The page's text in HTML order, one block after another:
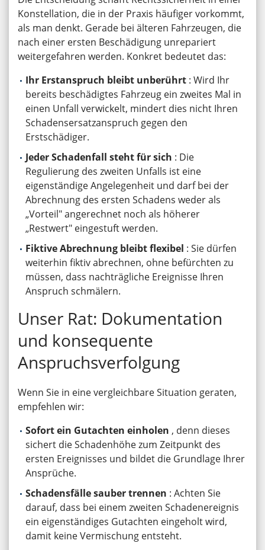
Konstellation, die in der Praxis häufiger vorkommt,
als man denkt. Gerade bei älteren Fahrzeugen, die
nach einer ersten Beschädigung unrepariert
weitergefahren werden. Konkret bedeutet das:
Ihr Erstanspruch bleibt unberührt: Wird Ihr
bereits beschädigtes Fahrzeug ein zweites Mal in
einen Unfall verwickelt, mindert dies nicht Ihren
Schadensersatzanspruch gegen den
Erstschädiger.
Jeder Schadenfall steht für sich : Die
Regulierung des zweiten Unfalls ist eine
eigenständige Angelegenheit und darf bei der
Abrechnung des ersten Schadens weder als
„Vorteil" angerechnet noch als höherer
„Restwert" eingestuft werden.
Fiktive Abrechnung bleibt flexibel : Sie dürfen
weiterhin fiktiv abrechnen, ohne befürchten zu
müssen, dass nachträgliche Ereignisse Ihren
Anspruch schmälern.
Unser Rat: Dokumentation
und konsequente
Anspruchsverfolgung
Wenn Sie in eine vergleichbare Situation geraten,
empfehlen wir:
Sofort ein Gutachten einholen , denn dieses
sichert die Schadenhöhe zum Zeitpunkt des
ersten Ereignisses und bildet die Grundlage Ihrer
Ansprüche.
Schadensfälle sauber trennen : Achten Sie
darauf, dass bei einem zweiten Schadenereignis
ein eigenständiges Gutachten eingeholt wird,
damit keine Vermischung entsteht.